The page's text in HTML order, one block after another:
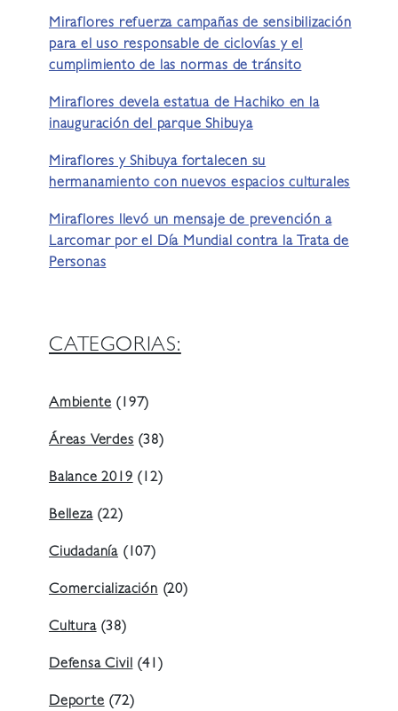
Miraflores refuerza campañas de sensibilización
para el uso responsable de ciclovías y el
cumplimiento de las normas de tránsito
Miraflores devela estatua de Hachiko en la
inauguración del parque Shibuya
Miraflores y Shibuya fortalecen su
hermanamiento con nuevos espacios culturales
Miraflores llevó un mensaje de prevención a
Larcomar por el Día Mundial contra la Trata de
Personas
CATEGORIAS:
Ambiente(197)
Áreas Verdes(38)
Balance 2019(12)
Belleza(22)
Ciudadanía (107)
Comercialización(20)
Cultura(38)
Defensa Civil(41)
Deporte(72)